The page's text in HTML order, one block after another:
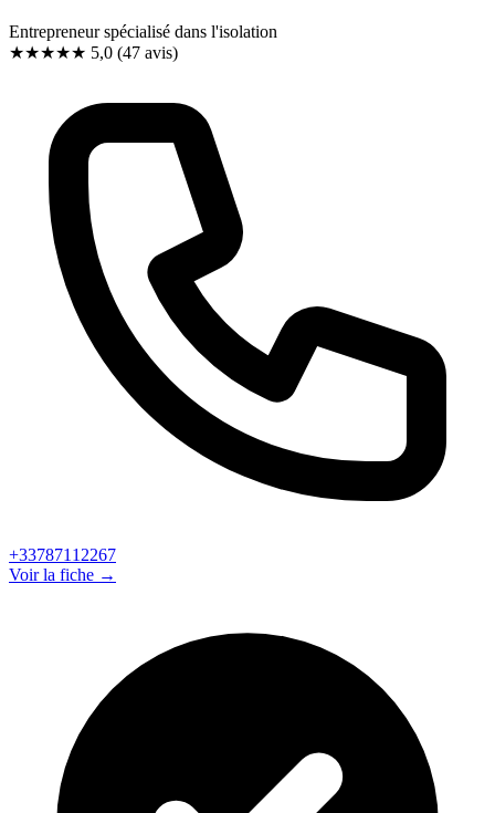
Entrepreneur spécialisé dans l'isolation
★★★★★ 5,0 (47 avis)
+33787112267
Voir la fiche →